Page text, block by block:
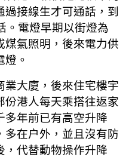
接線生才可通話，到
。電燈早期以街燈為
煤氣照明，後來電力供
。
業大廈，後來住宅樓宇
份港人每天乘搭往返家
多年前已有高空升降
多在户外，並且沒有防
，代替動物操作升降